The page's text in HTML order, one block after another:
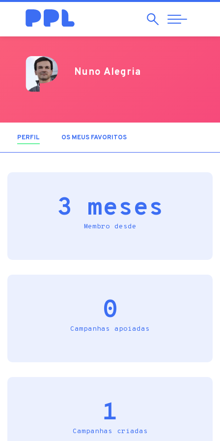
Pesquisar
Abrir
Navegação
Nuno Alegria
PERFIL (SEPARADOR ATIVO)
OS MEUS FAVORITOS
3 meses
Membro desde
0
Campanhas apoiadas
1
Campanhas criadas